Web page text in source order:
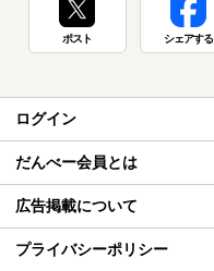
ポスト シェアする
ログイン
だんべー会員とは
広告掲載について
プライバシーポリシー